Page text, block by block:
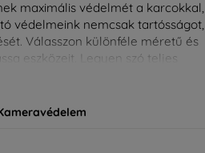
maximális védelmét a karcokkal,
védelmeink nemcsak tartósságot,
Válasszon különféle méretű és
eszközeit. Legyen szó teljes